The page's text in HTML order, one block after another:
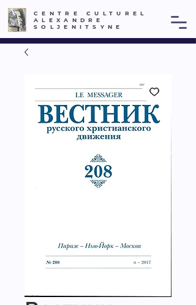
CENTRE CULTUREL
ALEXANDRE
SOLJENITSYNE